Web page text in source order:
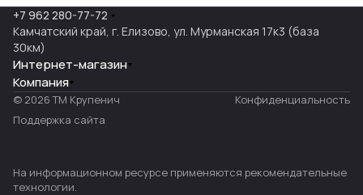
+7 962 280-77-72
Камчатский край, г. Елизово, ул. Мурманская 17к3 (база
30км)
Интернет-магазин
Компания
© 2026 ТМ Крупенич
Конфиденциальность
Поддержка сайта
На информационном ресурсе применяются рекомендательные
технологии.